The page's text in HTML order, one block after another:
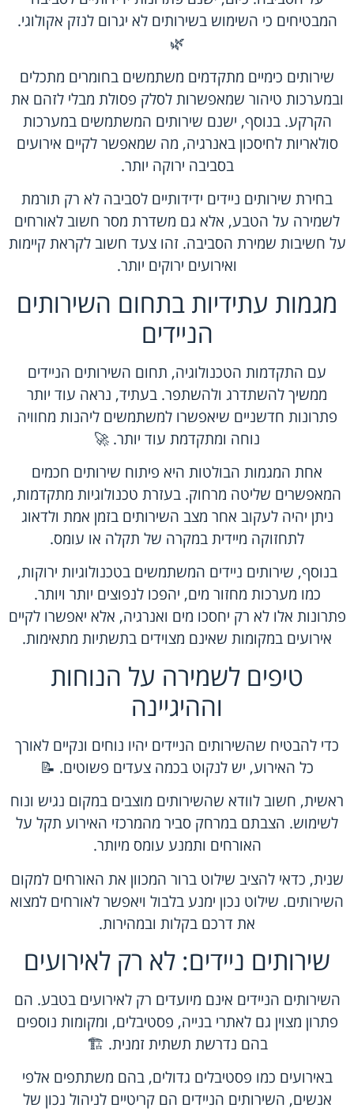
המבטיחים כי השימוש בשירותים לא יגרום לנזק אקולוגי.
🌿
שירותים כימיים מתקדמים משתמשים בחומרים מתכלים
ובמערכות טיהור שמאפשרות לסלק פסולת מבלי לזהם את
הקרקע. בנוסף, ישנם שירותים המשתמשים במערכות
סולאריות לחיסכון באנרגיה, מה שמאפשר לקיים אירועים
בסביבה ירוקה יותר.
בחירת שירותים ניידים ידידותיים לסביבה לא רק תורמת
לשמירה על הטבע, אלא גם משדרת מסר חשוב לאורחים
על חשיבות שמירת הסביבה. זהו צעד חשוב לקראת קיימות
ואירועים ירוקים יותר.
מגמות עתידיות בתחום השירותים
הניידים
עם התקדמות הטכנולוגיה, תחום השירותים הניידים
ממשיך להשתדרג ולהשתפר. בעתיד, נראה עוד יותר
פתרונות חדשניים שיאפשרו למשתמשים ליהנות מחוויה
נוחה ומתקדמת עוד יותר. 🚀
אחת המגמות הבולטות היא פיתוח שירותים חכמים
המאפשרים שליטה מרחוק. בעזרת טכנולוגיות מתקדמות,
ניתן יהיה לעקוב אחר מצב השירותים בזמן אמת ולדאוג
לתחזוקה מיידית במקרה של תקלה או עומס.
בנוסף, שירותים ניידים המשתמשים בטכנולוגיות ירוקות,
כמו מערכות מחזור מים, יהפכו לנפוצים יותר ויותר.
פתרונות אלו לא רק יחסכו מים ואנרגיה, אלא יאפשרו לקיים
אירועים במקומות שאינם מצוידים בתשתיות מתאימות.
טיפים לשמירה על הנוחות
וההיגיינה
כדי להבטיח שהשירותים הניידים יהיו נוחים ונקיים לאורך
כל האירוע, יש לנקוט בכמה צעדים פשוטים. 📝
ראשית, חשוב לוודא שהשירותים מוצבים במקום נגיש ונוח
לשימוש. הצבתם במרחק סביר מהמרכזי האירוע תקל על
האורחים ותמנע עומס מיותר.
שנית, כדאי להציב שילוט ברור המכוון את האורחים למקום
השירותים. שילוט נכון ימנע בלבול ויאפשר לאורחים למצוא
את דרכם בקלות ובמהירות.
שירותים ניידים: לא רק לאירועים
השירותים הניידים אינם מיועדים רק לאירועים בטבע. הם
פתרון מצוין גם לאתרי בנייה, פסטיבלים, ומקומות נוספים
בהם נדרשת תשתית זמנית. 🏗️
באירועים כמו פסטיבלים גדולים, בהם משתתפים אלפי
אנשים, השירותים הניידים הם קריטיים לניהול נכון של